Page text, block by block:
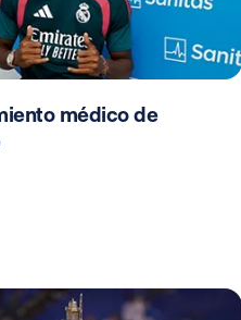
médico de